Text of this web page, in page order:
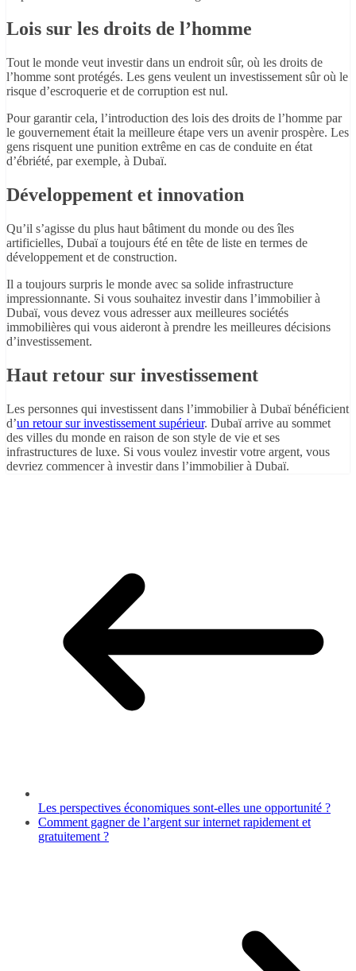
Lois sur les droits de l’homme
Tout le monde veut investir dans un endroit sûr, où les droits de
l’homme sont protégés. Les gens veulent un investissement sûr où le
risque d’escroquerie et de corruption est nul.
Pour garantir cela, l’introduction des lois des droits de l’homme par
le gouvernement était la meilleure étape vers un avenir prospère. Les
gens risquent une punition extrême en cas de conduite en état
d’ébriété, par exemple, à Dubaï.
Développement et innovation
Qu’il s’agisse du plus haut bâtiment du monde ou des îles
artificielles, Dubaï a toujours été en tête de liste en termes de
développement et de construction.
Il a toujours surpris le monde avec sa solide infrastructure
impressionnante. Si vous souhaitez investir dans l’immobilier à
Dubaï, vous devez vous adresser aux meilleures sociétés
immobilières qui vous aideront à prendre les meilleures décisions
d’investissement.
Haut retour sur investissement
Les personnes qui investissent dans l’immobilier à Dubaï bénéficient
d’un retour sur investissement supérieur. Dubaï arrive au sommet
des villes du monde en raison de son style de vie et ses
infrastructures de luxe. Si vous voulez investir votre argent, vous
devriez commencer à investir dans l’immobilier à Dubaï.
Les perspectives économiques sont-elles une opportunité ?
Comment gagner de l’argent sur internet rapidement et
gratuitement ?